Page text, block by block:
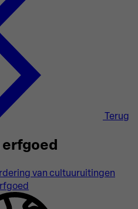
Terug
van cultuuruitingen